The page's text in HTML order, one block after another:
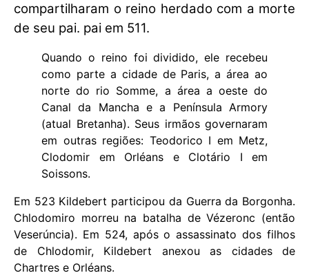
compartilharam o reino herdado com a morte
de seu pai. pai em 511.
Quando o reino foi dividido, ele recebeu
como parte a cidade de Paris, a área ao
norte do rio Somme, a área a oeste do
Canal da Mancha e a Península Armory
(atual Bretanha). Seus irmãos governaram
em outras regiões: Teodorico I em Metz,
Clodomir em Orléans e Clotário I em
Soissons.
Em 523 Kildebert participou da Guerra da Borgonha.
Chlodomiro morreu na batalha de Vézeronc (então
Veserúncia). Em 524, após o assassinato dos filhos
de Chlodomir, Kildebert anexou as cidades de
Chartres e Orléans.